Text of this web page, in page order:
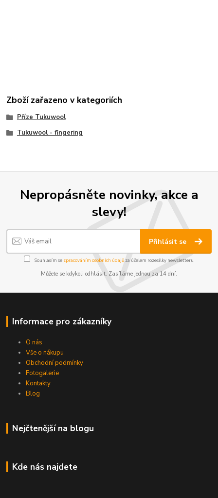
Zboží zařazeno v kategoriích
Příze Tukuwool
Tukuwool - fingering
Nepropásněte novinky, akce a
slevy!
Přihlásit se
Souhlasím se zpracováním osobních údajůza účelem rozesílky newsletteru.
Můžete se kdykoli odhlásit. Zasíláme jednou za 14 dní.
Informace pro zákazníky
O nás
Vše o nákupu
Obchodní podmínky
Fotogalerie
Kontakty
Blog
Nejčtenější na blogu
Kde nás najdete